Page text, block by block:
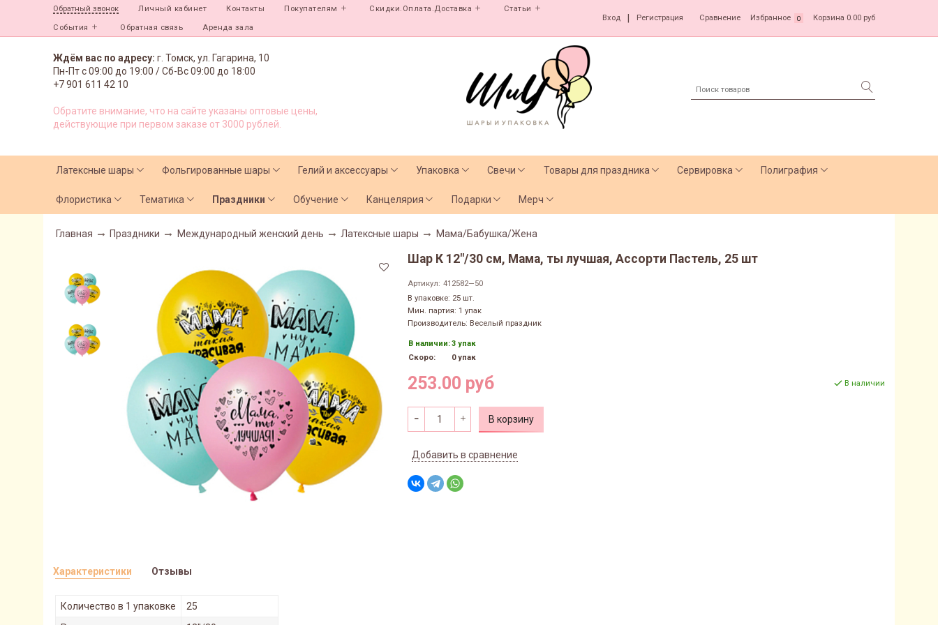
Обратный звонок Личный кабинет Контакты Покупателям Скидки.Оплата.Доставка Статьи
События Обратная связь Аренда зала
Вход Регистрация Сравнение Избранное 0 Корзина 0.00 руб
Ждём вас по адресу: г. Томск, ул. Гагарина, 10
Пн-Пт с09:00 до 19:00 /Сб-Вс 09:00 до 18:00
+7 901 611 42 10
Обратите внимание, что на сайте указаны оптовые цены,
действующие при первом заказе от 3000 рублей.
Латексные шары Фольгированные шары Гелий и аксессуары Упаковка Свечи Товары для праздника Сервировка Полиграфия
Флористика Тематика Праздники Обучение Канцелярия Подарки Мерч
Главная Праздники Международный женский день Латексные шары Мама/Бабушка/Жена
Шар К 12"/30 см, Мама, ты лучшая, Ассорти Пастель, 25 шт
Артикул: 412582—50
В упаковке: 25 шт.
Мин. партия: 1 упак
Производитель: Веселый праздник
В наличии:3 упак
Скоро:
0 упак
253.00 руб В наличии
В корзину
Добавить в сравнение
Характеристики
Количество в 1 упаковке
25
Отзывы